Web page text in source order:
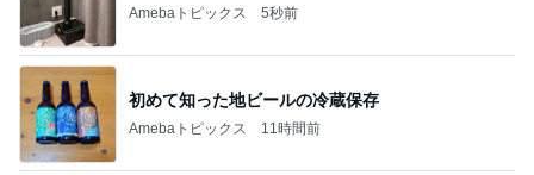
Amebaトピックス 5秒前
初めて知った地ビールの冷蔵保存
Amebaトピックス 11時間前